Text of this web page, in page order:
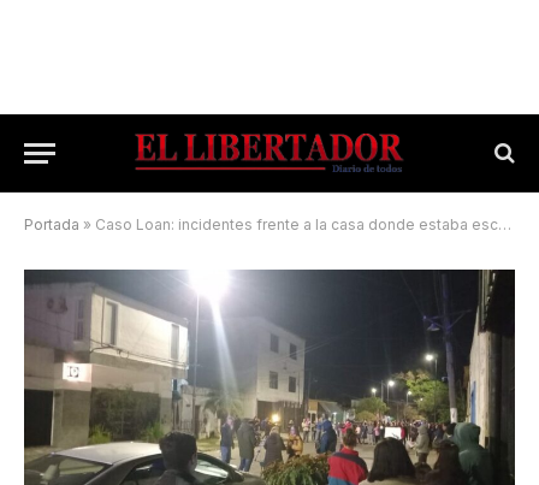
Portada » Caso Loan: incidentes frente a la casa donde estaba escondida Laudelina